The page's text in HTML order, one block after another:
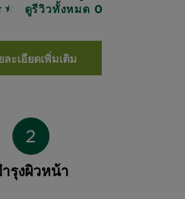
5 stars based on reviews
ดูรีวิวทั้งหมด 0
ละเอียดเพิ่มเติม
รุงผิวหน้า